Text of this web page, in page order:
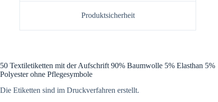
Produktsicherheit
50 Textiletiketten mit der Aufschrift 90% Baumwolle 5% Elasthan 5%
Polyester ohne Pflegesymbole
Die Etiketten sind im Druckverfahren erstellt.